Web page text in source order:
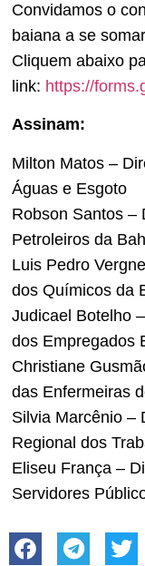
Convidamos o
baiana a se
Cliquem abaixo
link: https://
Assinam:
Milton Matos –
Águas e Esgoto
Robson Santos –
Petroleiros da
Luis Pedro
dos Químicos da
Judicael Botelho
dos Empregados
Christiane
das Enfermeiras
Silvia Marcênio –
Regional dos
Eliseu França –
Servidores